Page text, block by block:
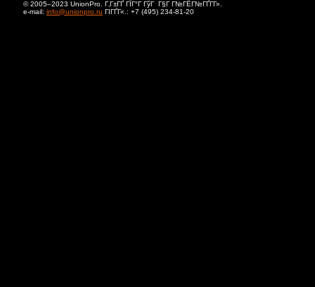
© 2005–2023 UnionPro. Г‚Г±ГҐ ГЇГ°Г ГўГ Г§Г Г№ГЁГ№ГҐГ­Г».
e-mail: info@unionpro.ru ГІГҐГ«.: +7 (495) 234-81-20